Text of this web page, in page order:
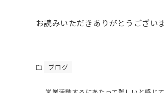
お読みいただきありがとうござい
ブログ